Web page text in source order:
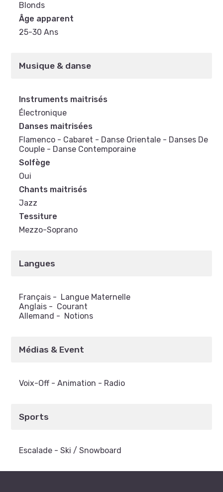
Blonds
Âge apparent
25-30 Ans
Musique & danse
Instruments maitrisés
Électronique
Danses maitrisées
Flamenco - Cabaret - Danse Orientale - Danses De
Couple - Danse Contemporaine
Solfège
Oui
Chants maitrisés
Jazz
Tessiture
Mezzo-Soprano
Langues
Français - Langue Maternelle
Anglais - Courant
Allemand - Notions
Médias & Event
Voix-Off - Animation - Radio
Sports
Escalade - Ski / Snowboard